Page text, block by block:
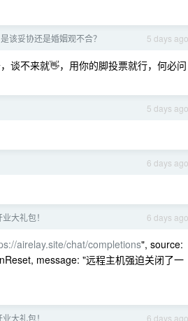
5 days ago
该妥协还是婚姻观不合？
谈不来就👋，用你的脚投票就行，何必问
5 days ago
6 days ago
6 days ago
大礼包！
airelay.site/chat/completions", source:
message: "远程主机强迫关闭了一
6 days ago
大礼包！